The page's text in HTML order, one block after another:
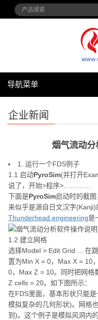
导航菜单
企业新闻
烟气流动
1. 运行一个FDS例子
1.1 启动PyroSim(并打开
说了，开始>程序>…………
下面是PyroSim启动时的截
来似乎是源自日文汉字(Kanji)
Thunderhead engineering是
1.2 建立网格
选择Model > Edit Grid ... 在
置为Min X = 0，Max X = 10
0，Max Z = 10。同时把网格
Z cells = 20。如下图所示：
在FDS里面，基本形状只能
模拟复杂的几何形状)。网格
到)。这个例子是模拟风洞内